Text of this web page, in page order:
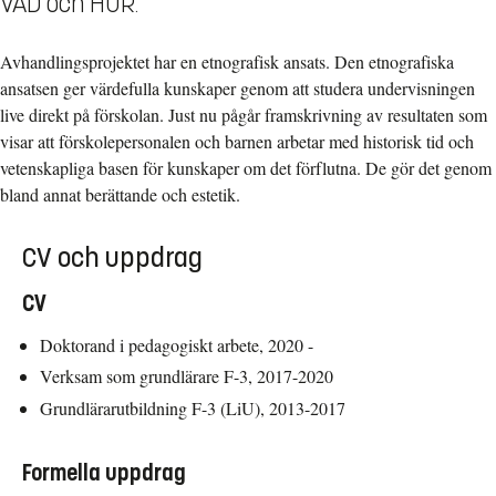
Avhandlingsprojektet har en etnografisk ansats. Den etnografiska
ansatsen ger värdefulla kunskaper genom att studera undervisningen
live direkt på förskolan. Just nu pågår framskrivning av resultaten som
visar att förskolepersonalen och barnen arbetar med historisk tid och
vetenskapliga basen för kunskaper om det förflutna. De gör det genom
bland annat berättande och estetik.
CV och uppdrag
CV
Doktorand i pedagogiskt arbete, 2020 -
Verksam som grundlärare F-3, 2017-2020
Grundlärarutbildning F-3 (LiU), 2013-2017
Formella uppdrag